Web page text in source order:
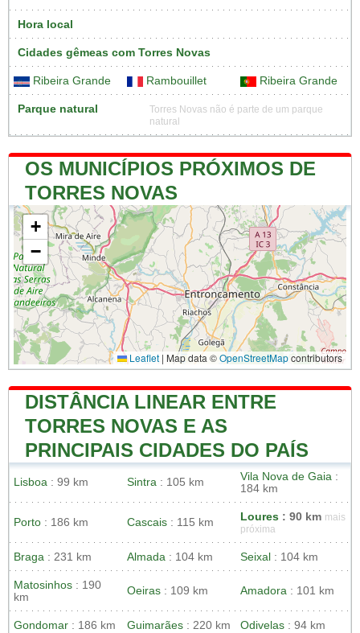
Hora local
Cidades gêmeas com Torres Novas
Ribeira Grande Rambouillet Ribeira Grande
Parque natural
Torres Novas não é parte de um parque
natural
OS MUNICÍPIOS PRÓXIMOS DE
TORRES NOVAS
+
−
Leaflet | Map data ©OpenStreetMapcontributors
DISTÂNCIA LINEAR ENTRE
TORRES NOVAS E AS
PRINCIPAIS CIDADES DO PAÍS
Lisboa : 99 km Sintra : 105 km Vila Nova de Gaia :
184 km
Porto : 186 km Cascais : 115 km Loures : 90 km mais
próxima
Braga : 231 km Almada : 104 km Seixal : 104 km
Matosinhos : 190
km
Oeiras : 109 km Amadora : 101 km
Gondomar : 186 km Guimarães : 220 km Odivelas : 94 km